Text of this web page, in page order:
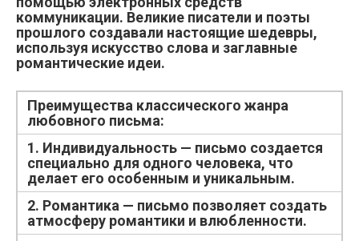
коммуникации. Великие писатели и поэты
прошлого создавали настоящие шедевры,
используя искусство слова и заглавные
романтические идеи.
Преимущества классического жанра
любовного письма:
1. Индивидуальность — письмо создается
специально для одного человека, что
делает его особенным и уникальным.
2. Романтика — письмо позволяет создать
атмосферу романтики и влюбленности.